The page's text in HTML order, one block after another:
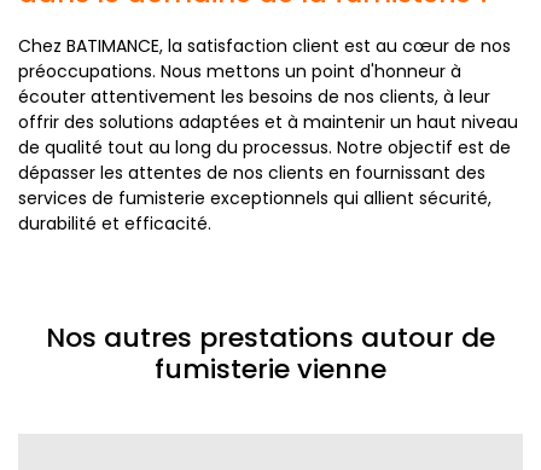
Chez BATIMANCE, la satisfaction client est au cœur de nos
préoccupations. Nous mettons un point d'honneur à
écouter attentivement les besoins de nos clients, à leur
offrir des solutions adaptées et à maintenir un haut niveau
de qualité tout au long du processus. Notre objectif est de
dépasser les attentes de nos clients en fournissant des
services de fumisterie exceptionnels qui allient sécurité,
durabilité et efficacité.
Nos autres prestations autour de
fumisterie vienne